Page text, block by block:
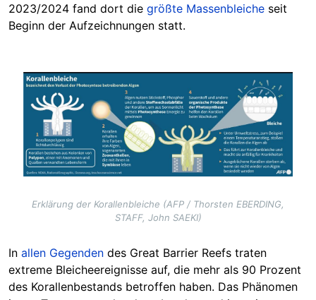
2023/2024 fand dort die größte Massenbleiche seit
Beginn der Aufzeichnungen statt.
Image
Erklärung der Korallenbleiche (AFP / Thorsten EBERDING,
STAFF, John SAEKI)
In allen Gegenden des Great Barrier Reefs traten
extreme Bleicheereignisse auf, die mehr als 90 Prozent
des Korallenbestands betroffen haben. Das Phänomen